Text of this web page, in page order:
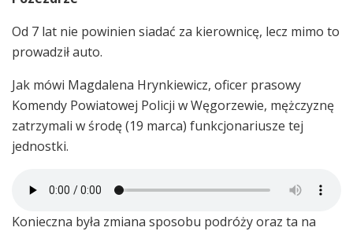
Od 7 lat nie powinien siadać za kierownicę, lecz mimo to
prowadził auto.
Jak mówi Magdalena Hrynkiewicz, oficer prasowy
Komendy Powiatowej Policji w Węgorzewie, mężczyznę
zatrzymali w środę (19 marca) funkcjonariusze tej
jednostki.
Konieczna była zmiana sposobu podróży oraz ta na